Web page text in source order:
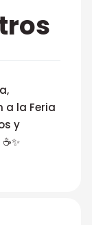
a la Feria
y